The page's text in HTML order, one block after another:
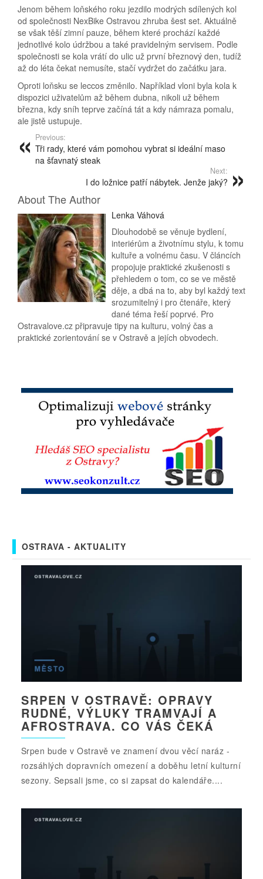
Jenom během loňského roku jezdilo modrých sdílených kol
od společnosti NexBike Ostravou zhruba šest set. Aktuálně
se však těší zimní pauze, během které prochází každé
jednotlivé kolo údržbou a také pravidelným servisem. Podle
společnosti se kola vrátí do ulic už první březnový den, tudíž
až do léta čekat nemusíte, stačí vydržet do začátku jara.
Oproti loňsku se leccos změnilo. Například vloni byla kola k
dispozici uživatelům až během dubna, nikoli už během
března, kdy sníh teprve začíná tát a kdy námraza pomalu,
ale jistě ustupuje.
Previous:
Tři rady, které vám pomohou vybrat si ideální maso
na šťavnatý steak
Next:
I do ložnice patří nábytek. Jenže jaký?
About The Author
Lenka Váhová
Dlouhodobě se věnuje bydlení,
interiérům a životnímu stylu, k tomu
kultuře a volnému času. V článcích
propojuje praktické zkušenosti s
přehledem o tom, co se ve městě
děje, a dbá na to, aby byl každý text
srozumitelný i pro čtenáře, který
dané téma řeší poprvé. Pro
Ostravalove.cz připravuje tipy na kulturu, volný čas a
praktické zorientování se v Ostravě a jejích obvodech.
OSTRAVA - AKTUALITY
SRPEN V OSTRAVĚ: OPRAVY
RUDNÉ, VÝLUKY TRAMVAJÍ A
AFROSTRAVA. CO VÁS ČEKÁ
Srpen bude v Ostravě ve znamení dvou věcí naráz -
rozsáhlých dopravních omezení a doběhu letní kulturní
sezony. Sepsali jsme, co si zapsat do kalendáře....